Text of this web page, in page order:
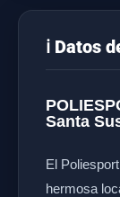
ℹ️ Datos
Santa
El
hermosa